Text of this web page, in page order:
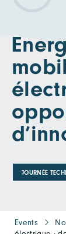
JOURNÉE
Events